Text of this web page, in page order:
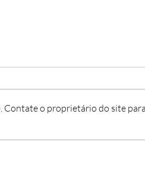
n.º 39 - 2025/26 -
Contate o proprietário do site